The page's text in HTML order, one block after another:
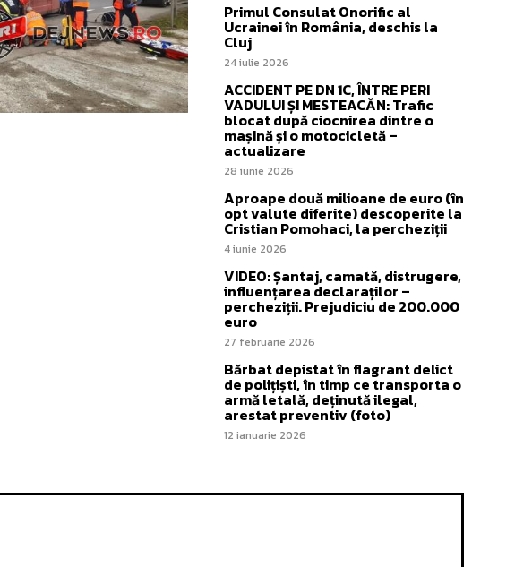
Primul Consulat Onorific al
Ucrainei în România, deschis la
Cluj
24 iulie 2026
ACCIDENT PE DN 1C, ÎNTRE PERI
VADULUI ȘI MESTEACĂN: Trafic
blocat după ciocnirea dintre o
mașină și o motocicletă –
actualizare
28 iunie 2026
Aproape două milioane de euro (în
opt valute diferite) descoperite la
Cristian Pomohaci, la percheziții
4 iunie 2026
VIDEO: Șantaj, camată, distrugere,
influențarea declaraților –
percheziții. Prejudiciu de 200.000
euro
27 februarie 2026
Bărbat depistat în flagrant delict
de polițiști, în timp ce transporta o
armă letală, deținută ilegal,
arestat preventiv (foto)
12 ianuarie 2026